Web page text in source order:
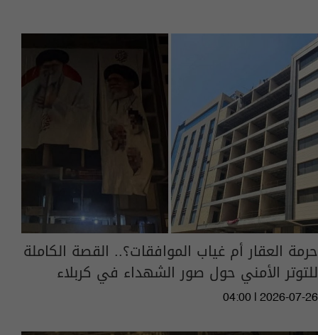
حرمة العقار أم غياب الموافقات؟.. القصة الكاملة
للتوتر الأمني حول صور الشهداء في كربلاء
04:00 | 2026-07-26